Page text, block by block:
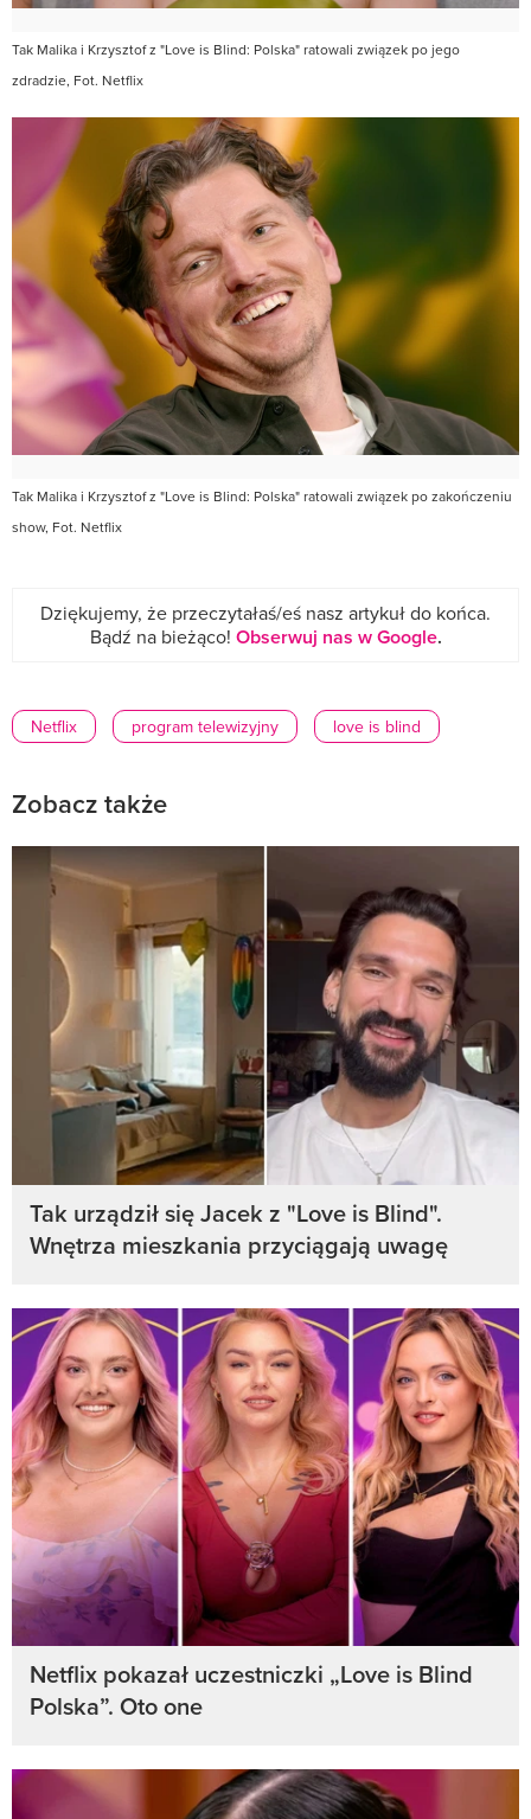
Tak Malika i Krzysztof z "Love is Blind: Polska" ratowali związek po jego
zdradzie, Fot. Netflix
Tak Malika i Krzysztof z "Love is Blind: Polska" ratowali związek po zakończeniu
show, Fot. Netflix
Dziękujemy, że przeczytałaś/eś nasz artykuł do końca.
Bądź na bieżąco! Obserwuj nas w Google.
Netflix program telewizyjny love is blind
Zobacz także
Tak urządził się Jacek z "Love is Blind".
Wnętrza mieszkania przyciągają uwagę
Netflix pokazał uczestniczki „Love is Blind
Polska”. Oto one